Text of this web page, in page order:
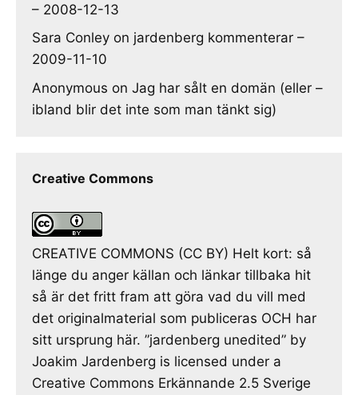
– 2008-12-13
Sara Conley on jardenberg kommenterar –
2009-11-10
Anonymous on Jag har sålt en domän (eller –
ibland blir det inte som man tänkt sig)
Creative Commons
CREATIVE COMMONS (CC BY) Helt kort: så
länge du anger källan och länkar tillbaka hit
så är det fritt fram att göra vad du vill med
det originalmaterial som publiceras OCH har
sitt ursprung här. ”jardenberg unedited” by
Joakim Jardenberg is licensed under a
Creative Commons Erkännande 2.5 Sverige